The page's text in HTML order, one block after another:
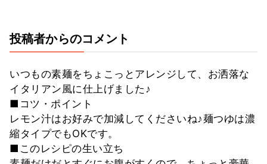
投稿者からのコメント
いつもの素麺をちょこっとアレンジして、お洒落な
イタリアン風に仕上げました♪
■コツ・ポイント
レモン汁はお好みで加減してくださいね♪麺つゆは濃
縮タイプでもOKです。
■このレシピの生い立ち